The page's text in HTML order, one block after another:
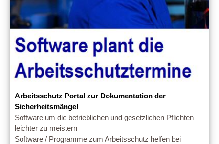
Arbeitsschutz Portal zur Dokumentation der
Sicherheitsmängel
Software um die betrieblichen und gesetzlichen Pflichten
leichter zu meistern
Software / Programme zum Arbeitsschutz helfen bei